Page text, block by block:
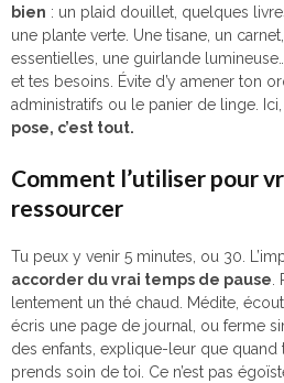
bien : un plaid douillet, quelques
une plante verte. Une tisane, un
essentielles, une guirlande
et tes besoins. Évite d’y amener ton
administratifs ou le panier de linge. Ici,
pose, c’est tout.
Comment l’utiliser pour
ressourcer
Tu peux y venir 5 minutes, ou 30.
accorder du vrai temps de pause
lentement un thé chaud. Médite,
écris une page de journal, ou ferme
des enfants, explique-leur que quand
prends soin de toi. Ce n’est pas